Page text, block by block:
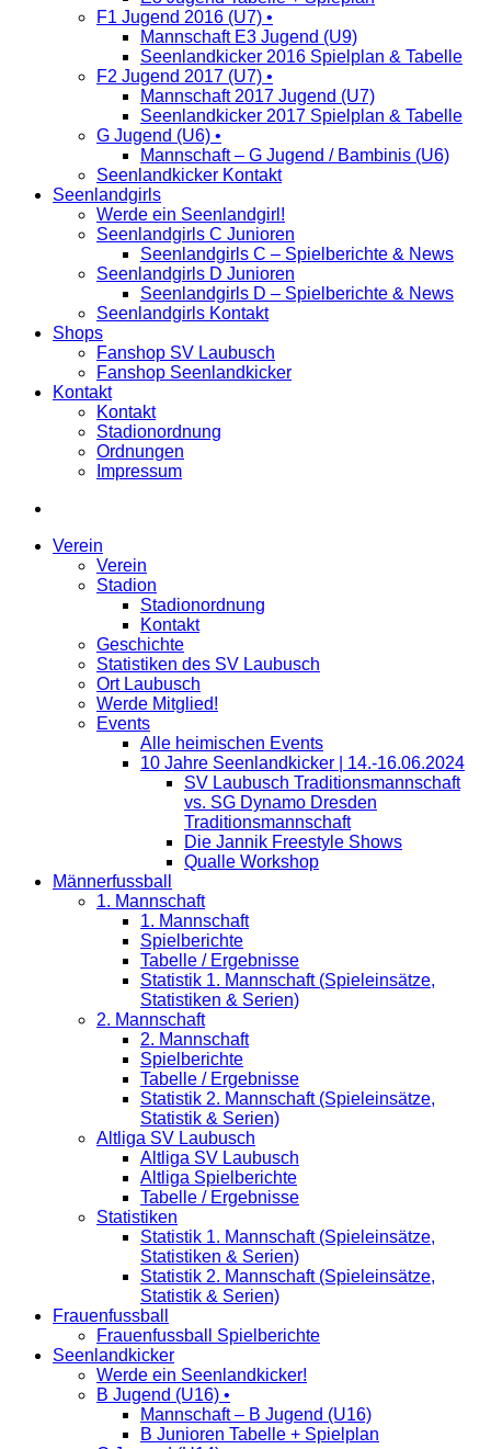
F1 Jugend 2016 (U7) •
Mannschaft E3 Jugend (U9)
Seenlandkicker 2016 Spielplan & Tabelle
F2 Jugend 2017 (U7) •
Mannschaft 2017 Jugend (U7)
Seenlandkicker 2017 Spielplan & Tabelle
G Jugend (U6) •
Mannschaft – G Jugend / Bambinis (U6)
Seenlandkicker Kontakt
Seenlandgirls
Werde ein Seenlandgirl!
Seenlandgirls C Junioren
Seenlandgirls C – Spielberichte & News
Seenlandgirls D Junioren
Seenlandgirls D – Spielberichte & News
Seenlandgirls Kontakt
Shops
Fanshop SV Laubusch
Fanshop Seenlandkicker
Kontakt
Kontakt
Stadionordnung
Ordnungen
Impressum
Verein
Verein
Stadion
Stadionordnung
Kontakt
Geschichte
Statistiken des SV Laubusch
Ort Laubusch
Werde Mitglied!
Events
Alle heimischen Events
10 Jahre Seenlandkicker | 14.-16.06.2024
SV Laubusch Traditionsmannschaft
vs. SG Dynamo Dresden
Traditionsmannschaft
Die Jannik Freestyle Shows
Qualle Workshop
Männerfussball
1. Mannschaft
1. Mannschaft
Spielberichte
Tabelle / Ergebnisse
Statistik 1. Mannschaft (Spieleinsätze,
Statistiken & Serien)
2. Mannschaft
2. Mannschaft
Spielberichte
Tabelle / Ergebnisse
Statistik 2. Mannschaft (Spieleinsätze,
Statistik & Serien)
Altliga SV Laubusch
Altliga SV Laubusch
Altliga Spielberichte
Tabelle / Ergebnisse
Statistiken
Statistik 1. Mannschaft (Spieleinsätze,
Statistiken & Serien)
Statistik 2. Mannschaft (Spieleinsätze,
Statistik & Serien)
Frauenfussball
Frauenfussball Spielberichte
Seenlandkicker
Werde ein Seenlandkicker!
B Jugend (U16) •
Mannschaft – B Jugend (U16)
B Junioren Tabelle + Spielplan